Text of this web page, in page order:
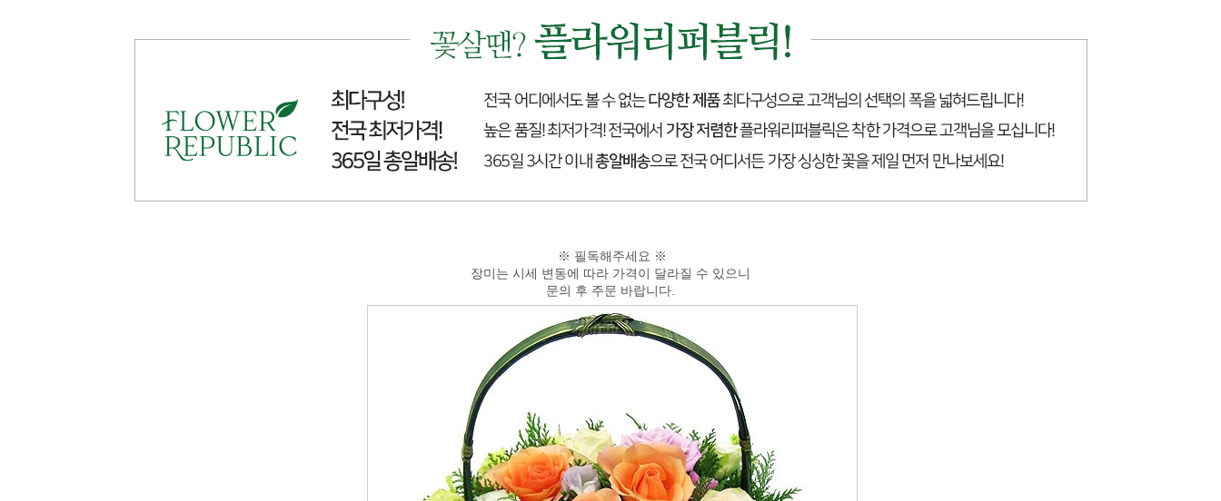
※ 필독해주세요 ※
장미는 시세 변동에 따라 가격이 달라질 수 있으니
문의 후 주문 바랍니다.